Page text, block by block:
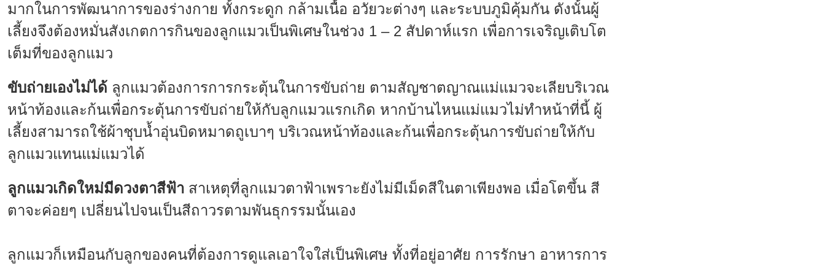
มากในการพัฒนาการของร่างกาย ทั้งกระดูก กล้ามเนื้อ อวัยวะต่างๆ และระบบภูมิคุ้มกัน ดังนั้นผู้
เลี้ยงจึงต้องหมั่นสังเกตการกินของลูกแมวเป็นพิเศษในช่วง 1 – 2 สัปดาห์แรก เพื่อการเจริญเติบโต
เต็มที่ของลูกแมว
ขับถ่ายเองไม่ได้ ลูกแมวต้องการการกระตุ้นในการขับถ่าย ตามสัญชาตญาณแม่แมวจะเลียบริเวณ
หน้าท้องและก้นเพื่อกระตุ้นการขับถ่ายให้กับลูกแมวแรกเกิด หากบ้านไหนแม่แมวไม่ทำหน้าที่นี้ ผู้
เลี้ยงสามารถใช้ผ้าชุบน้ำอุ่นบิดหมาดถูเบาๆ บริเวณหน้าท้องและก้นเพื่อกระตุ้นการขับถ่ายให้กับ
ลูกแมวแทนแม่แมวได้
ลูกแมวเกิดใหม่มีดวงตาสีฟ้า สาเหตุที่ลูกแมวตาฟ้าเพราะยังไม่มีเม็ดสีในตาเพียงพอ เมื่อโตขึ้น สี
ตาจะค่อยๆ เปลี่ยนไปจนเป็นสีถาวรตามพันธุกรรมนั้นเอง
ลูกแมวก็เหมือนกับลูกของคนที่ต้องการดูแลเอาใจใส่เป็นพิเศษ ทั้งที่อยู่อาศัย การรักษา อาหารการ